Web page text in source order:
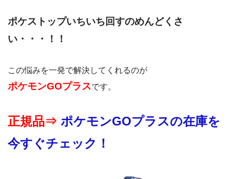
ポケストップいちいち回すのめんどくさ
い・・・！！
この悩みを一発で解決してくれるのが
ポケモンGOプラスです。
正規品⇒ ポケモンGOプラスの在庫を
今すぐチェック！